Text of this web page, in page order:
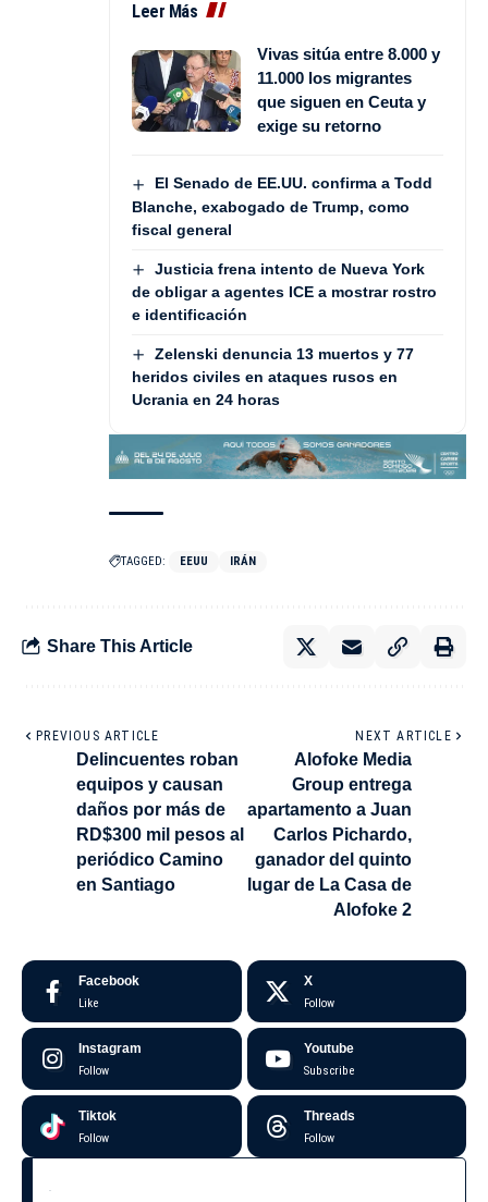
Leer Más
Vivas sitúa entre 8.000 y
11.000 los migrantes
que siguen en Ceuta y
exige su retorno
El Senado de EE.UU. confirma a Todd
Blanche, exabogado de Trump, como
fiscal general
Justicia frena intento de Nueva York
de obligar a agentes ICE a mostrar rostro
e identificación
Zelenski denuncia 13 muertos y 77
heridos civiles en ataques rusos en
Ucrania en 24 horas
TAGGED: EEUU IRÁN
Share This Article
PREVIOUS ARTICLE
Delincuentes roban
equipos y causan
daños por más de
RD$300 mil pesos al
periódico Camino
en Santiago
NEXT ARTICLE
Alofoke Media
Group entrega
apartamento a Juan
Carlos Pichardo,
ganador del quinto
lugar de La Casa de
Alofoke 2
Facebook
Like
X
Follow
Instagram
Follow
Youtube
Subscribe
Tiktok
Follow
Threads
Follow